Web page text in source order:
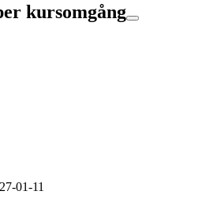
kursomgång
01-11